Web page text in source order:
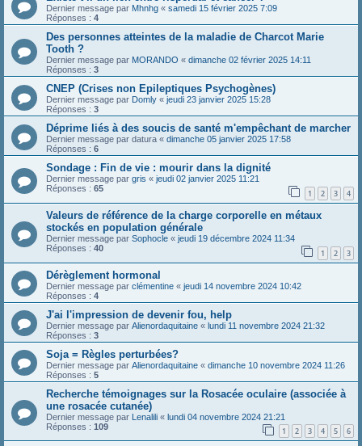
Dernier message par Mhnhg « samedi 15 février 2025 7:09
Réponses : 4
Des personnes atteintes de la maladie de Charcot Marie
Tooth ?
Dernier message par MORANDO « dimanche 02 février 2025 14:11
Réponses : 3
CNEP (Crises non Epileptiques Psychogènes)
Dernier message par Domly « jeudi 23 janvier 2025 15:28
Réponses : 3
Déprime liés à des soucis de santé m'empêchant de marcher
Dernier message par datura « dimanche 05 janvier 2025 17:58
Réponses : 6
Sondage : Fin de vie : mourir dans la dignité
Dernier message par gris « jeudi 02 janvier 2025 11:21
Réponses : 65 1 2 3 4
Valeurs de référence de la charge corporelle en métaux
stockés en population générale
Dernier message par Sophocle « jeudi 19 décembre 2024 11:34
Réponses : 40 1 2 3
Dérèglement hormonal
Dernier message par clémentine « jeudi 14 novembre 2024 10:42
Réponses : 4
J'ai l'impression de devenir fou, help
Dernier message par Alienordaquitaine « lundi 11 novembre 2024 21:32
Réponses : 3
Soja = Règles perturbées?
Dernier message par Alienordaquitaine « dimanche 10 novembre 2024 11:26
Réponses : 5
Recherche témoignages sur la Rosacée oculaire (associée à
une rosacée cutanée)
Dernier message par Lenalili « lundi 04 novembre 2024 21:21
Réponses : 109 1 2 3 4 5 6